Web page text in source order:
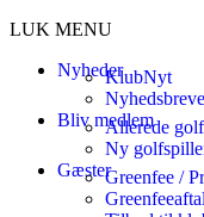
LUK MENU
NyhederKlubNyt
Nyhedsbreve
Bliv medlem
Allerede
Ny
GæsterGreenfee /